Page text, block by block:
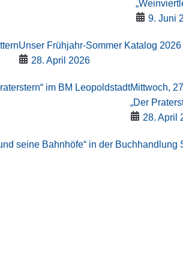
9. Juni
Unser Frühjahr-Sommer Katalog
28. April 2026
Mittwoch,
„Der
28. April